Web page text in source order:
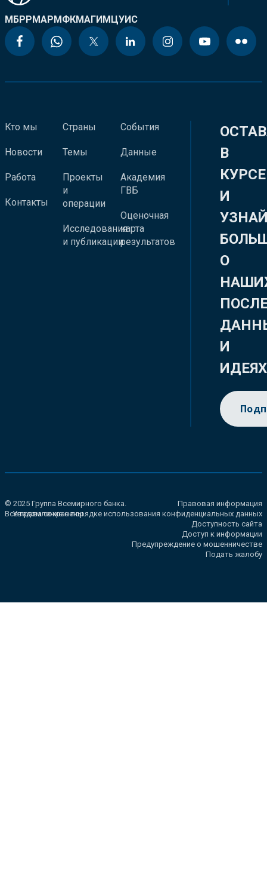
МБРРМАРМФКМАГИМЦУИС
Кто мы
Новости
Работа
Контакты
Страны
Темы
Проекты
и
операции
Исследования
и публикации
События
Данные
Академия
ГВБ
Оценочная
карта
результатов
В
КУРСЕ
И
О
И
ИДЕЯХ
© 2025 Группа Всемирного банка.
Все права сохранены.
Правовая информация
Уведомление о порядке использования конфиденциальных данных
Доступность сайта
Доступ к информации
Предупреждение о мошенничестве
Подать жалобу